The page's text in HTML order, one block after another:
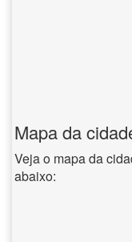
Mapa da
Veja o mapa da
abaixo: